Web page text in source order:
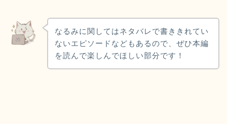
なるみに関してはネタバレで書ききれてい
ないエピソードなどもあるので、ぜひ本編
を読んで楽しんでほしい部分です！